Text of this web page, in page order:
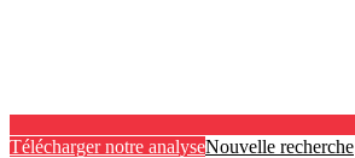
Télécharger notre analyseNouvelle recherche